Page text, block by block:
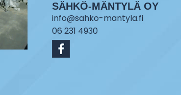
SÄHKÖ-MÄNTYLÄ OY
info@sahko-mantyla.fi
06 231 4930